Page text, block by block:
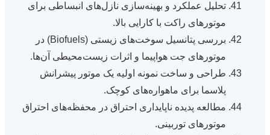
تحلیل عملکرد و بهینه‌سازی نازل‌های انبساطی برای
موتورهای راکت با کارایی بالا.
بررسی پتانسیل سوخت‌های زیستی (Biofuels) در
موتورهای جت هواپیما و اثرات زیست‌محیطی آن‌ها.
طراحی و ساخت نمونه اولیه یک موتور پیشرانش
پلاسما برای ماهواره‌های کوچک.
مطالعه پدیده ناپایداری احتراق در محفظه‌های احتراق
موتورهای توربینی.